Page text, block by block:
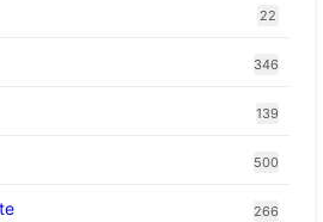
22
346
139
500
266